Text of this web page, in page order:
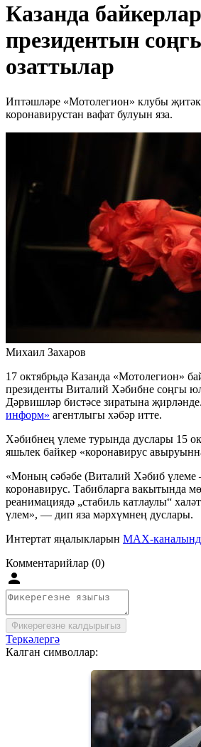
Казанда
президентын
озаттылар
Иптәшләре «Мотолегион» клубы
коронавирустан вафат булуын яза.
Михаил Захаров
17 октябрьдә Казанда «Мотолегион»
президенты Виталий Хәбибне соңгы
Дәрвишләр бистәсе зиратына
информ» агентлыгы хәбәр итте.
Хәбибнең үлеме турында дуслары 15
яшьлек байкер «коронавирус
«Моның сәбәбе (Виталий Хәбиб
коронавирус. Табибларга вакытында
реанимациядә „стабиль катлаулы“
үлем», — дип яза мәрхүмнең дуслары.
Интертат яңалыкларын MAX-
Комментарийлар (0)
Фикерегезне калдырыгыз
Теркәлергә
Калган символлар: